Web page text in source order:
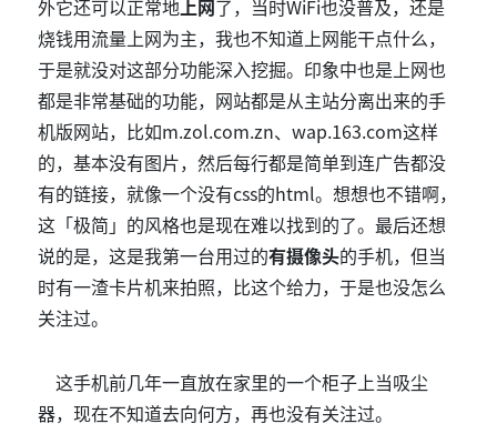
外它还可以正常地上网了，当时WiFi也没普及，还是
烧钱用流量上网为主，我也不知道上网能干点什么，
于是就没对这部分功能深入挖掘。印象中也是上网也
都是非常基础的功能，网站都是从主站分离出来的手
机版网站，比如m.zol.com.zn、wap.163.com这样
的，基本没有图片，然后每行都是简单到连广告都没
有的链接，就像一个没有css的html。想想也不错啊，
这「极简」的风格也是现在难以找到的了。最后还想
说的是，这是我第一台用过的有摄像头的手机，但当
时有一渣卡片机来拍照，比这个给力，于是也没怎么
关注过。
这手机前几年一直放在家里的一个柜子上当吸尘
器，现在不知道去向何方，再也没有关注过。